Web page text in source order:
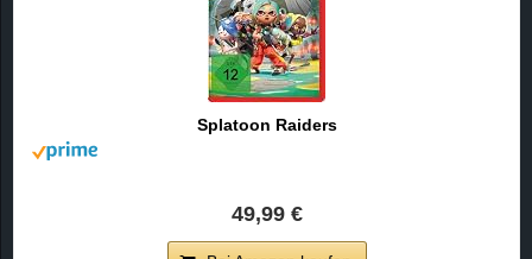
Splatoon Raiders
49,99 €